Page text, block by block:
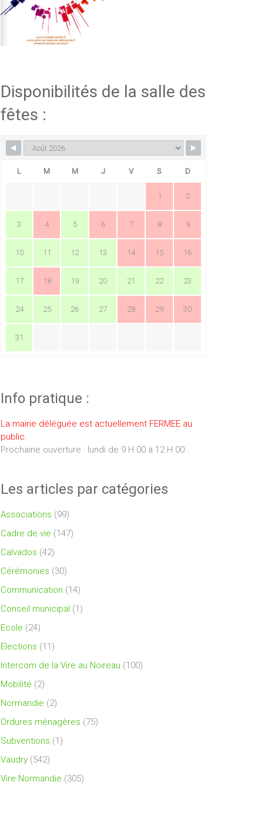
Disponibilités de la salle des
fêtes :
L M M J V S D
1 2
3 4 5 6 7 8 9
10 11 12 13 14 15 16
17 18 19 20 21 22 23
24 25 26 27 28 29 30
31
Info pratique :
La mairie déléguée est actuellement FERMEE au
public.
Prochaine ouverture : lundi de 9 H 00 à 12 H 00 .
Les articles par catégories
Associations (99)
Cadre de vie (147)
Calvados (42)
Cérémonies (30)
Communication (14)
Conseil municipal (1)
Ecole (24)
Elections (11)
Intercom de la Vire au Noireau (100)
Mobilité (2)
Normandie (2)
Ordures ménagères (75)
Subventions (1)
Vaudry (542)
Vire Normandie (305)